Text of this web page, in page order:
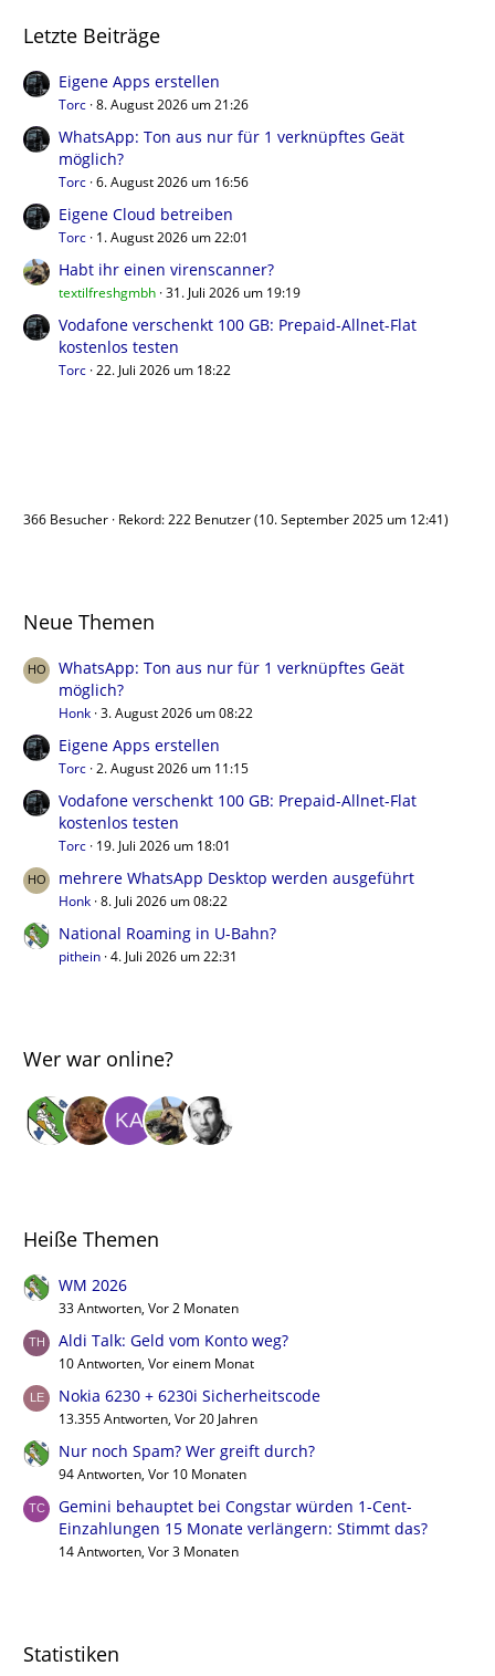
Letzte Beiträge
Eigene Apps erstellen
Torc 8. August 2026 um 21:26
WhatsApp: Ton aus nur für 1 verknüpftes Geät
möglich?
Torc 6. August 2026 um 16:56
Eigene Cloud betreiben
Torc 1. August 2026 um 22:01
Habt ihr einen virenscanner?
textilfreshgmbh 31. Juli 2026 um 19:19
Vodafone verschenkt 100 GB: Prepaid-Allnet-Flat
kostenlos testen
Torc 22. Juli 2026 um 18:22
366 Besucher Rekord: 222 Benutzer (10. September 2025 um 12:41)
Neue Themen
WhatsApp: Ton aus nur für 1 verknüpftes Geät
möglich?
Honk 3. August 2026 um 08:22
Eigene Apps erstellen
Torc 2. August 2026 um 11:15
Vodafone verschenkt 100 GB: Prepaid-Allnet-Flat
kostenlos testen
Torc 19. Juli 2026 um 18:01
mehrere WhatsApp Desktop werden ausgeführt
Honk 8. Juli 2026 um 08:22
National Roaming in U-Bahn?
pithein 4. Juli 2026 um 22:31
Wer war online?
Heiße Themen
WM 2026
33 Antworten, Vor 2 Monaten
Aldi Talk: Geld vom Konto weg?
10 Antworten, Vor einem Monat
Nokia 6230 + 6230i Sicherheitscode
13.355 Antworten, Vor 20 Jahren
Nur noch Spam? Wer greift durch?
94 Antworten, Vor 10 Monaten
Gemini behauptet bei Congstar würden 1-Cent-
Einzahlungen 15 Monate verlängern: Stimmt das?
14 Antworten, Vor 3 Monaten
Statistiken